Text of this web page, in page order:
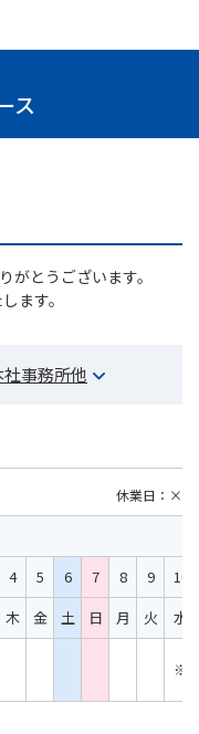
ス
がとうございます。
ます。
社事務所他
休業日：×
4 5 6 7 8 9
10
木 金 土 日 月 火
水
※